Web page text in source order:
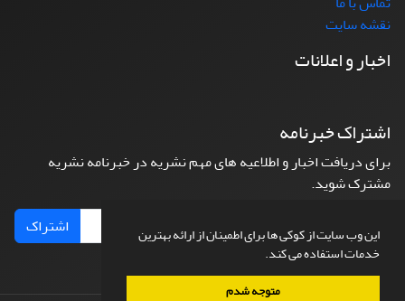
این وب سایت از کوکی ها برای اطمینان از ارائه بهترین
خدمات استفاده می کند.
متوجه شدم
نقشه سایت
اخبار و اعلانات
اشتراک خبرنامه
برای دریافت اخبار و اطلاعیه های مهم نشریه در خبرنامه نشریه
مشترک شوید.
اشتراک